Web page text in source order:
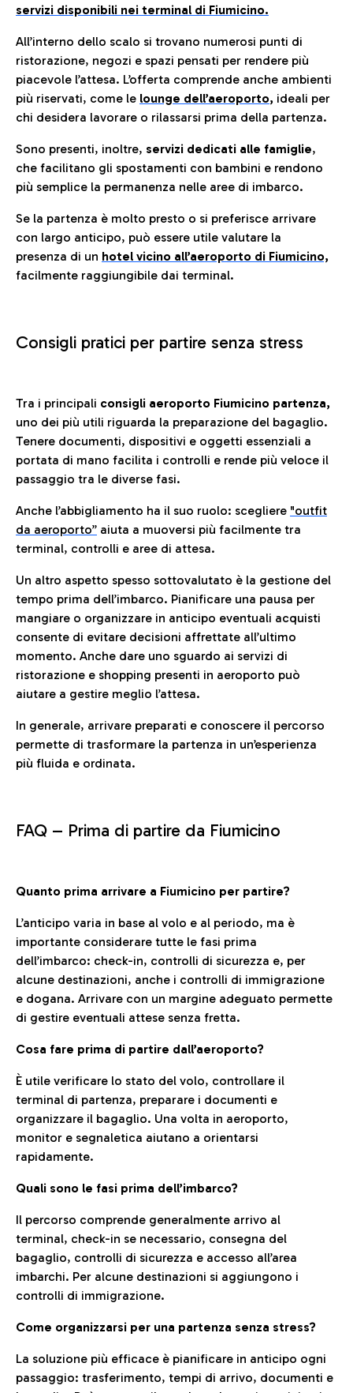
servizi disponibili nei terminal di Fiumicino.
All’interno dello scalo si trovano numerosi punti di
ristorazione, negozi e spazi pensati per rendere più
piacevole l’attesa. L’offerta comprende anche ambienti
più riservati, come le lounge dell’aeroporto, ideali per
chi desidera lavorare o rilassarsi prima della partenza.
Sono presenti, inoltre, servizi dedicati alle famiglie,
che facilitano gli spostamenti con bambini e rendono
più semplice la permanenza nelle aree di imbarco.
Se la partenza è molto presto o si preferisce arrivare
con largo anticipo, può essere utile valutare la
presenza di un hotel vicino all’aeroporto di Fiumicino,
facilmente raggiungibile dai terminal.
Consigli pratici per partire senza stress
Tra i principali consigli aeroporto Fiumicino partenza,
uno dei più utili riguarda la preparazione del bagaglio.
Tenere documenti, dispositivi e oggetti essenziali a
portata di mano facilita i controlli e rende più veloce il
passaggio tra le diverse fasi.
Anche l’abbigliamento ha il suo ruolo: scegliere "outfit
da aeroporto” aiuta a muoversi più facilmente tra
terminal, controlli e aree di attesa.
Un altro aspetto spesso sottovalutato è la gestione del
tempo prima dell’imbarco. Pianificare una pausa per
mangiare o organizzare in anticipo eventuali acquisti
consente di evitare decisioni affrettate all’ultimo
momento. Anche dare uno sguardo ai servizi di
ristorazione e shopping presenti in aeroporto può
aiutare a gestire meglio l’attesa.
In generale, arrivare preparati e conoscere il percorso
permette di trasformare la partenza in un’esperienza
più fluida e ordinata.
FAQ – Prima di partire da Fiumicino
Quanto prima arrivare a Fiumicino per partire?
L’anticipo varia in base al volo e al periodo, ma è
importante considerare tutte le fasi prima
dell’imbarco: check-in, controlli di sicurezza e, per
alcune destinazioni, anche i controlli di immigrazione
e dogana. Arrivare con un margine adeguato permette
di gestire eventuali attese senza fretta.
Cosa fare prima di partire dall’aeroporto?
È utile verificare lo stato del volo, controllare il
terminal di partenza, preparare i documenti e
organizzare il bagaglio. Una volta in aeroporto,
monitor e segnaletica aiutano a orientarsi
rapidamente.
Quali sono le fasi prima dell’imbarco?
Il percorso comprende generalmente arrivo al
terminal, check-in se necessario, consegna del
bagaglio, controlli di sicurezza e accesso all’area
imbarchi. Per alcune destinazioni si aggiungono i
controlli di immigrazione.
Come organizzarsi per una partenza senza stress?
La soluzione più efficace è pianificare in anticipo ogni
passaggio: trasferimento, tempi di arrivo, documenti e